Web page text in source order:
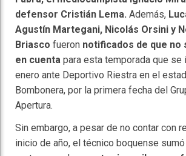
defensor Cristián Lema. Además,
Agustín Martegani, Nicolás Orsini y
Briasco fueron notificados de que no
en cuenta para esta temporada que se
enero ante Deportivo Riestra en el
Bombonera, por la primera fecha del
Apertura.
Sin embargo, a pesar de no contar con
inicio de año, el técnico boquense